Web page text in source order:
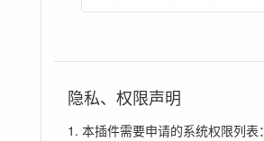
隐私、权限声明
1. 本插件需要申请的系统权限列表：